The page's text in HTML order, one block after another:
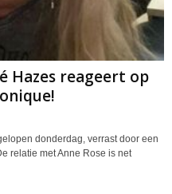
Hazes reageert op
donderdag, verrast door een
relatie met Anne Rose is net